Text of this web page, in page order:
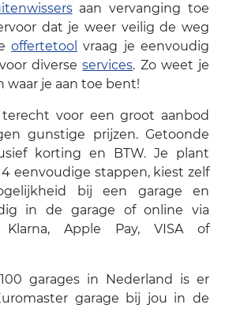
aan vervanging toe
dat je weer veilig de weg
offertetool vraag je eenvoudig
diverseservices. Zo weet je
waar je aan toe bent!
voor een groot aanbod
gunstige prijzen. Getoonde
korting en BTW. Je plant
eenvoudige stappen, kiest zelf
bij een garage en
in de garage of online via
Klarna, Apple Pay, VISA of
garages in Nederland is er
garage bij jou in de